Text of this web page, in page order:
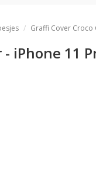
Graffi Cover Croco
iPhone 11